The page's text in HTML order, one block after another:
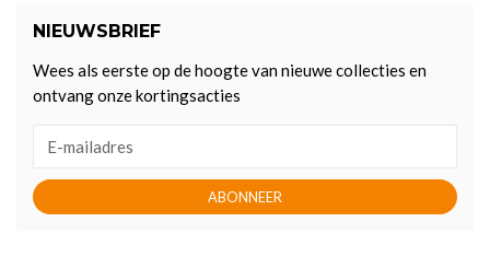
NIEUWSBRIEF
Wees als eerste op de hoogte van nieuwe collecties en
ontvang onze kortingsacties
ABONNEER